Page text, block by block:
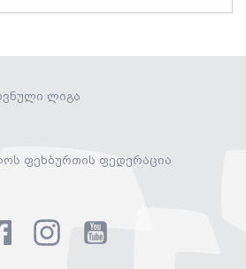
ლიგა
ფეხბურთის ფედერაცია